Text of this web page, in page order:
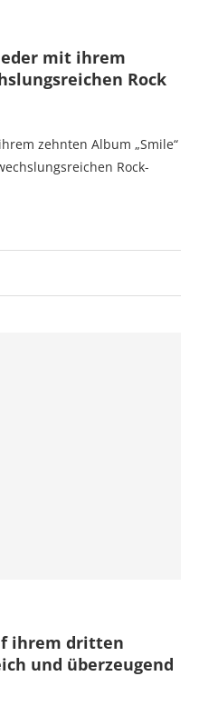
mit ihrem
Rock
zehnten Album „Smile“
Rock-
ihrem dritten
und überzeugend